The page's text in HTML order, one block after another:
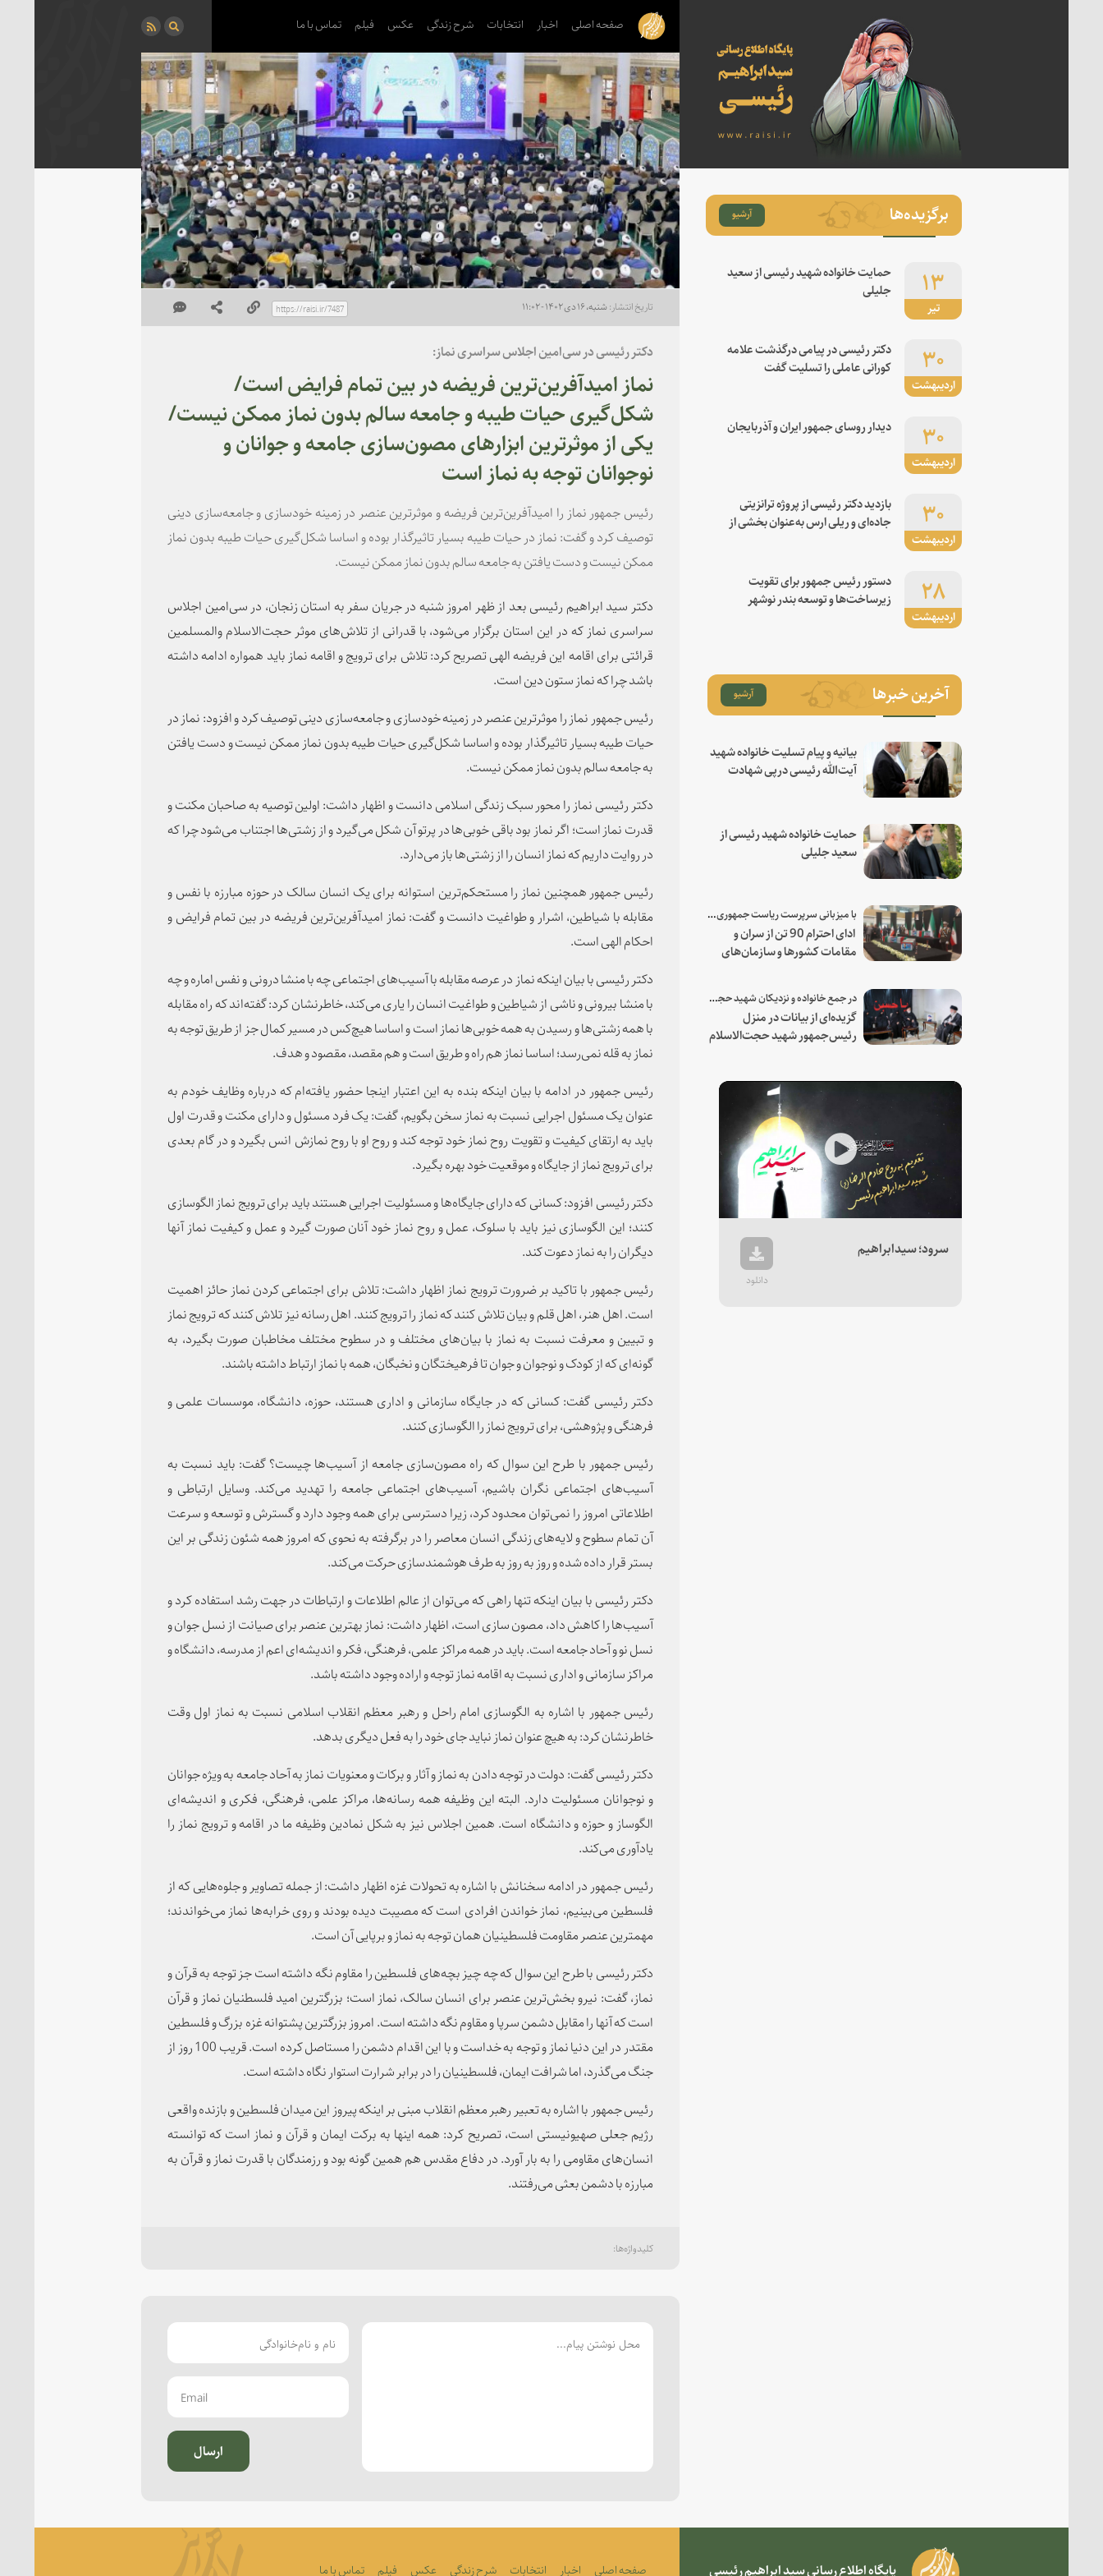
صفحه اصلی اخبار انتخابات شرح زندگی عکس فیلم تماس با ما
شنبه، ۱۶ دی ۱۴۰۲ - ۱۱:۰۲
دکتر رئیسی در سی‌امین اجلاس سراسری نماز:
نماز امیدآفرین‌ترین فریضه در بین تمام فرایض است/
شکل‌گیری حیات طیبه و جامعه سالم بدون نماز ممکن نیست/
یکی از موثرترین ابزارهای مصون‌سازی جامعه و جوانان و
نوجوانان توجه به نماز است
رئیس جمهور نماز را امیدآفرین‌ترین فریضه و موثرترین عنصر در زمینه خودسازی و جامعه‌سازی دینی
توصیف کرد و گفت: نماز در حیات طیبه بسیار تاثیرگذار بوده و اساسا شکل‌گیری حیات طیبه بدون نماز
ممکن نیست و دست یافتن به جامعه سالم بدون نماز ممکن نیست.
دکتر سید ابراهیم رئیسی بعد از ظهر امروز شنبه در جریان سفر به استان زنجان، در سی‌امین اجلاس
سراسری نماز که در این استان برگزار می‌شود، با قدرانی از تلاش‌های موثر حجت‌الاسلام والمسلمین
قرائتی برای اقامه این فریضه الهی تصریح کرد: تلاش برای ترویج و اقامه نماز باید همواره ادامه داشته
باشد چرا که نماز ستون دین است.
رئیس جمهور نماز را موثرترین عنصر در زمینه خودسازی و جامعه‌سازی دینی توصیف کرد و افزود: نماز در
حیات طیبه بسیار تاثیرگذار بوده و اساسا شکل‌گیری حیات طیبه بدون نماز ممکن نیست و دست یافتن
به جامعه سالم بدون نماز ممکن نیست.
دکتر رئیسی نماز را محور سبک زندگی اسلامی دانست و اظهار داشت: اولین توصیه به صاحبان مکنت و
قدرت نماز است؛ اگر نماز بود باقی خوبی‌ها در پرتو آن شکل می‌گیرد و از زشتی‌ها اجتناب می‌شود چرا که
در روایت داریم که نماز انسان را از زشتی‌ها باز می‌دارد.
رئیس جمهور همچنین نماز را مستحکم‌ترین استوانه برای یک انسان سالک در حوزه مبارزه با نفس و
مقابله با شیاطین، اشرار و طواغیت دانست و گفت: نماز امیدآفرین‌ترین فریضه در بین تمام فرایض و
احکام الهی است.
دکتر رئیسی با بیان اینکه نماز در عرصه مقابله با آسیب‌های اجتماعی چه با منشا درونی و نفس اماره و چه
با منشا بیرونی و ناشی از شیاطین و طواغیت انسان را یاری می‌کند، خاطرنشان کرد: گفته‌اند که راه مقابله
با همه زشتی‌ها و رسیدن به همه خوبی‌ها نماز است و اساسا هیچ‌کس در مسیر کمال جز از طریق توجه به
نماز به قله نمی‌رسد؛ اساسا نماز هم راه و طریق است و هم مقصد، مقصود و هدف.
رئیس جمهور در ادامه با بیان اینکه بنده به این اعتبار اینجا حضور یافته‌ام که درباره وظایف خودم به
عنوان یک مسئول اجرایی نسبت به نماز سخن بگویم، گفت: یک فرد مسئول و دارای مکنت و قدرت اول
باید به ارتقای کیفیت و تقویت روح نماز خود توجه کند و روح او با روح نمازش انس بگیرد و در گام بعدی
برای ترویج نماز از جایگاه و موقعیت خود بهره بگیرد.
دکتر رئیسی افزود: کسانی که دارای جایگاه‌ها و مسئولیت اجرایی هستند باید برای ترویج نماز الگوسازی
کنند؛ این الگوسازی نیز باید با سلوک، عمل و روح نماز خود آنان صورت گیرد و عمل و کیفیت نماز آنها
دیگران را به نماز دعوت کند.
رئیس جمهور با تاکید بر ضرورت ترویج نماز اظهار داشت: تلاش برای اجتماعی کردن نماز حائز اهمیت
است. اهل هنر، اهل قلم و بیان تلاش کنند که نماز را ترویج کنند. اهل رسانه نیز تلاش کنند که ترویج نماز
و تبیین و معرفت نسبت به نماز با بیان‌های مختلف و در سطوح مختلف مخاطبان صورت بگیرد، به
گونه‌ای که از کودک و نوجوان و جوان تا فرهیختگان و نخبگان، همه با نماز ارتباط داشته باشند.
دکتر رئیسی گفت: کسانی که در جایگاه سازمانی و اداری هستند، حوزه، دانشگاه، موسسات علمی و
فرهنگی و پژوهشی، برای ترویج نماز را الگوسازی کنند.
رئیس جمهور با طرح این سوال که راه مصون‌سازی جامعه از آسیب‌ها چیست؟ گفت: باید نسبت به
آسیب‌های اجتماعی نگران باشیم، آسیب‌‌های اجتماعی جامعه را تهدید می‌کند. وسایل ارتباطی و
اطلاعاتی امروز را نمی‌توان محدود کرد، زیرا دسترسی برای همه وجود دارد و گسترش و توسعه و سرعت
آن تمام سطوح و لایه‌های زندگی انسان معاصر را در برگرفته به نحوی که امروز همه شئون زندگی بر این‌
بستر قرار داده شده و روز به روز به طرف هوشمندسازی حرکت می‌کند.
دکتر رئیسی با بیان اینکه تنها راهی که می‌توان از عالم اطلاعات و ارتباطات در جهت رشد استفاده کرد و
آسیب‌ها را کاهش داد، مصون سازی است، اظهار داشت: نماز بهترین عنصر برای صیانت از نسل جوان و
نسل نو و آحاد جامعه است. باید در همه مراکز علمی، فرهنگی، فکر و اندیشه‌ای اعم از مدرسه، دانشگاه و
مراکز سازمانی و اداری نسبت به اقامه نماز توجه و اراده وجود داشته باشد.
رئیس جمهور با اشاره به الگوسازی امام راحل و رهبر معظم انقلاب اسلامی نسبت به نماز اول وقت
خاطرنشان کرد: به هیچ عنوان نماز نباید جای خود را به فعل دیگری بدهد.
دکتر رئیسی گفت: دولت در توجه دادن به نماز و آثار و برکات و معنویات نماز به آحاد جامعه به ویژه جوانان
و نوجوانان مسئولیت دارد. البته این وظیفه همه رسانه‌ها، مراکز علمی، فرهنگی، فکری و اندیشه‌ای
الگوساز و حوزه و دانشگاه است. همین اجلاس نیز به شکل نمادین وظیفه ما در اقامه و ترویج نماز را
یادآوری می‌کند.
رئیس جمهور در ادامه سخنانش با اشاره به تحولات غزه اظهار داشت: از جمله تصاویر و جلوه‌هایی که از
فلسطین می‌بینیم، نماز خواندن افرادی است که مصیبت دیده بودند و روی خرابه‌ها نماز می‌خواندند؛
مهمترین عنصر مقاومت فلسطینیان همان توجه به نماز و برپایی آن است.
دکتر رئیسی با طرح این سوال که چه چیز بچه‌های فلسطین را مقاوم نگه داشته است جز توجه به قرآن و
نماز، گفت: نیرو بخش‌ترین عنصر برای انسان سالک، نماز است؛ بزرگترین امید فلسطنیان نماز و قرآن
است که آنها را مقابل دشمن سرپا و مقاوم نگه داشته است. امروز بزرگترین پشتوانه غزه بزرگ و فلسطین
مقتدر در این دنیا نماز و توجه به خداست و با این اقدام دشمن را مستاصل کرده است. قریب 100 روز از
جنگ می‌گذرد، اما شرافت ایمان، فلسطینیان را در برابر شرارت استوار نگاه داشته است.
رئیس جمهور با اشاره به تعبیر رهبر معظم انقلاب مبنی بر اینکه پیروز این میدان فلسطین و بازنده واقعی
رژیم جعلی صهیونیستی است، تصریح کرد: همه اینها به برکت ایمان و قرآن و نماز است که توانسته
انسان‌های مقاومی را به بار آورد. در دفاع مقدس هم همین گونه بود و رزمندگان با قدرت نماز و قرآن به
مبارزه با دشمن بعثی می‌رفتند.
ارسال
برگزیده‌ها آرشیو
تیر
۱۳
حمایت خانواده شهید رئیسی از سعید
جلیلی
اردیبهشت
۳۰
دکتر رئیسی در پیامی درگذشت علامه
کورانی عاملی را تسلیت گفت
اردیبهشت
۳۰ دیدار روسای جمهور ایران و آذربایجان
اردیبهشت
۳۰
بازدید دکتر رئیسی از پروژه ترانزیتی
جاده‌ای و ریلی ارس به‌عنوان بخشی از
اردیبهشت
۲۸
دستور رئیس جمهور برای تقویت
زیرساخت‌ها و توسعه بندر نوشهر
آخرین خبرها آرشیو
بیانیه و پیام تسلیت خانواده شهید
آیت‌الله رئیسی درپی شهادت
حمایت خانواده شهید رئیسی از
سعید جلیلی
با میزبانی سرپرست ریاست جمهوری صورت گرفت؛
ادای احترام 90 تن از سران و
مقامات کشورها و سازمان‌های
در جمع خانواده و نزدیکان شهید حجت‌الاسلام‌والمسلمین رئیسی:
گزیده‌ای از بیانات در منزل
رئیس‌جمهور شهید حجت‌الاسلام
Play
Video
سرود؛ سیدابراهیم
دانلود
پایگاه اطلاع رسانی سید ابراهیم رئیسی صفحه اصلی اخبار انتخابات شرح زندگی عکس فیلم تماس با ما